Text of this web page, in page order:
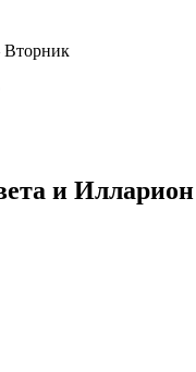
Вторник
и Илларион